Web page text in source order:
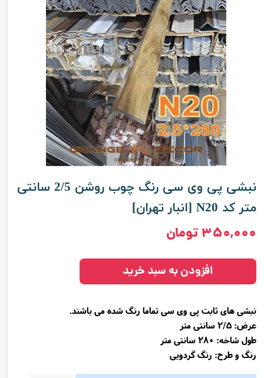
نبشی پی وی سی رنگ چوب روشن 2/5 سانتی
متر کد N20 [انبار تهران]
۳۵۰,۰۰۰ تومان
نبشی های ثابت پی وی سی تماما رنگ شده می باشند.
عرض: 2/5 سانتی متر
طول شاخه: 280 سانتی متر
رنگ و طرح: رنگ گردویی
افزودن به سبد خرید